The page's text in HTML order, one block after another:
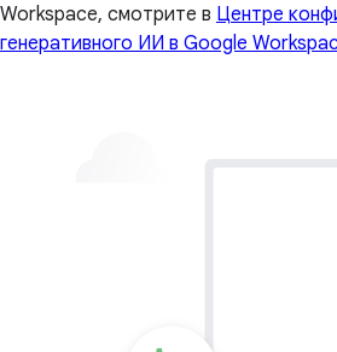
Workspace, смотрите в Центре
генеративного ИИ в Google